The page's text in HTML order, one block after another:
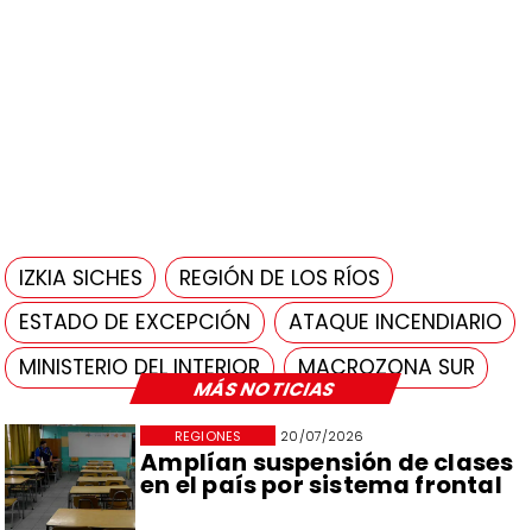
MÁS NOTICIAS
20/07/2026
Amplían suspensión de clases
en el país por sistema frontal
REGIONES
IZKIA SICHES
REGIÓN DE LOS RÍOS
ESTADO DE EXCEPCIÓN
ATAQUE INCENDIARIO
MINISTERIO DEL INTERIOR
MACROZONA SUR